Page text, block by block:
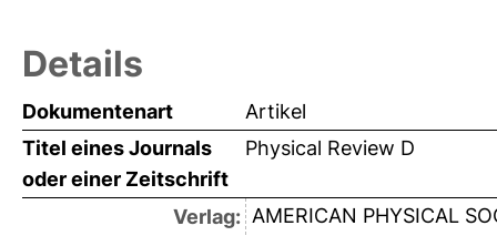
Details
Dokumentenart
Artikel
Titel eines Journals
oder einer Zeitschrift
Physical Review D
Verlag: AMERICAN PHYSICAL